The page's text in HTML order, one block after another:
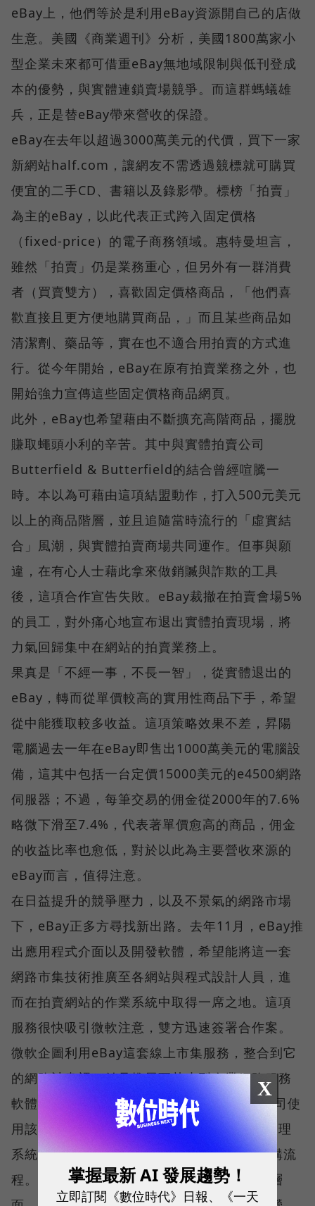
eBay上，他們等於是利用eBay資源開自己的店做
生意。美國《商業週刊》分析，美國1800萬家小
型企業未來都可借重eBay無地域限制與低刊登成
本的優勢，與實體連鎖賣場競爭。而這群螞蟻雄
兵，正是替eBay帶來營收的保證。
eBay在去年以超過3000萬美元的代價，買下一家
新網站half.com，讓網友不需透過競標就可購買
便宜的二手CD、書籍以及錄影帶。標榜「拍賣」
為主的eBay，以此代表正式跨入固定價格
（fixed-price）的電子商務領域。惠特曼坦言，
雖然「拍賣」仍是業務重心，但另外有一群消費
者（買賣雙方），喜歡固定價格商品，「他們喜
歡直接且更方便地購買商品，」而且某些商品如
清潔劑、藥品等，實在也不適合用拍賣的方式進
行。從今年開始，eBay在原有拍賣業務之外，也
開始強力宣傳這些固定價格商品網頁。
此外，eBay也希望藉由不斷擴充高階商品，擺脫
賺取蠅頭小利的辛苦。其中與實體拍賣公司
Butterfield & Butterfield的結合曾經喧騰一
時。本以為可藉由這項結盟動作，打入500元美元
以上的商品階層，並且追隨當時流行的「虛實結
合」風潮，與實體拍賣商場共同運作。但事與願
違，在有心人士藉此拿來做銷贓與詐欺的工具
後，這項合作宣告失敗。eBay裁撤在拍賣會場5%
的員工，對外痛心地宣布退出實體拍賣現場，將
力氣回歸集中在網站的拍賣業務上。
果真是「不經一事，不長一智」，從實體退出的
eBay，轉而從單價較高的實用性商品下手，希望
從中能獲取較多收益。這項策略效果不差，昇陽
電腦過去一年在eBay即售出1000萬美元的電腦設
備，這其中包括一台定價15000美元的e4500網路
伺服器；不過，每筆交易的佣金從2000年的7.6%
略微下滑至7.4%，代表著單價愈高的商品，佣金
的收益比率也愈低，對於以此為主要營收來源的
eBay而言，值得注意。
在日益提升的競爭壓力，以及不景氣的網路市場
下，eBay正多方尋找新出路。去年11月，eBay推
出應用程式介面以及開發軟體，希望能將這一套
網路市集技術推廣至各網站與程式設計人員，進
而在拍賣網站的作業系統中取得一席之地。這項
服務很快吸引微軟注意，雙方迅速簽署合作案。
微軟企圖利用eBay這套線上市集服務，整合到它
的網路計畫裡，並且推展至其小型企業網路服務
軟體提供計畫──bCentral中。未來，這些公司使
用該計畫建置企業網頁、線上目錄以及財務管理
系統，並可透過eBay的拍賣作業系統完成採購流
程。對eBay而言，則能將收入來源打入企業層
X
掌握最新 AI 發展趨勢！
立即訂閱《數位時代》日報、《一天